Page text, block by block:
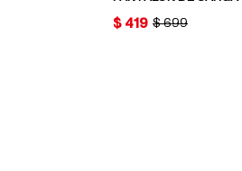
ORIGINAL PRICE:
$ 699
PRICE:
$ 419